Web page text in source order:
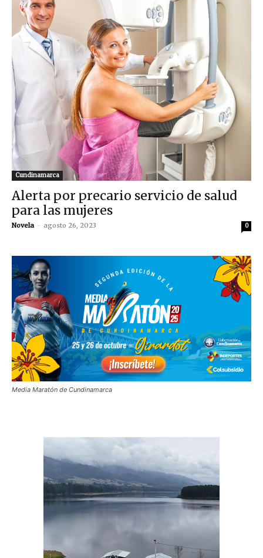
Cundinamarca
Alerta por precario servicio de salud
para las mujeres
Novela - agosto 26, 2023 0
Media Maratón de Cundinamarca